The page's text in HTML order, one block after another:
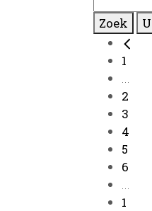
Zoek
1
...
2
3
4
5
6
...
1